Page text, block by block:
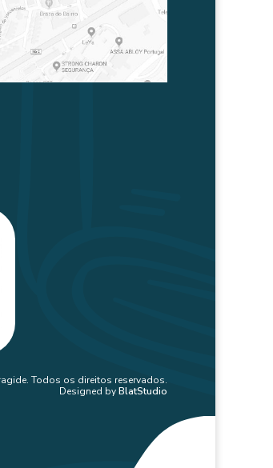
Todos os direitos reservados.
Designed byBlatStudio